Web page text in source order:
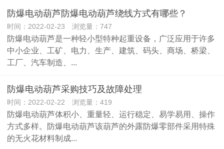
防爆电动葫芦防爆电动葫芦绕线方式有哪些？
时间：2022-02-23 浏览量：747
防爆电动葫芦是一种轻小型特种起重设备，广泛应用于许多
中小企业、工矿、电力、生产、建筑、码头、商场、桥梁、
工厂、汽车制造、...
防爆电动葫芦采购技巧及故障处理
时间：2022-02-22 浏览量：419
防爆电动葫芦体积小、重量轻、运行稳定、易学易用、操作
方式多样。防爆电动葫芦该葫芦的外露防爆零部件采用特殊
的无火花材料制成...